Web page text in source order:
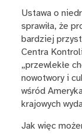
Ustawa o
sprawiła, że
bardziej
Centra
„przewlekłe
nowotwory i
wśród
krajowych
Jak więc